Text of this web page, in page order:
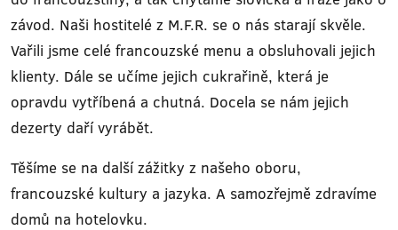
závod. Naši hostitelé z M.F.R. se o nás starají skvěle.
Vařili jsme celé francouzské menu a obsluhovali jejich
klienty. Dále se učíme jejich cukrařině, která je
opravdu vytříbená a chutná. Docela se nám jejich
dezerty daří vyrábět.
Těšíme se na další zážitky z našeho oboru,
francouzské kultury a jazyka. A samozřejmě zdravíme
domů na hotelovku.